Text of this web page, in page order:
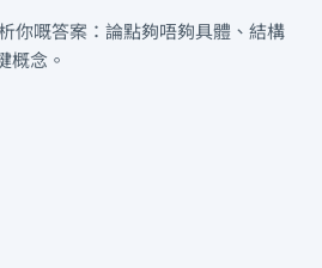
你嘅答案：論點夠唔夠具體、結構
概念。